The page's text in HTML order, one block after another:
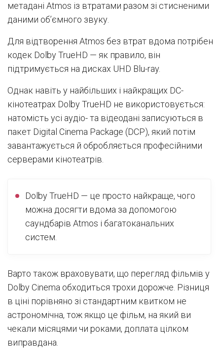
метадані Atmos із втратами разом зі стисненими
даними об’ємного звуку.
Для відтворення Atmos без втрат вдома потрібен
кодек Dolby TrueHD — як правило, він
підтримується на дисках UHD Blu-ray.
Однак навіть у найбільших і найкращих DC-
кінотеатрах Dolby TrueHD не використовується:
натомість усі аудіо- та відеодані записуються в
пакет Digital Cinema Package (DCP), який потім
завантажується й обробляється професійними
серверами кінотеатрів.
Dolby TrueHD — це просто найкраще, чого
можна досягти вдома за допомогою
саундбарів Atmos і багатоканальних
систем.
Варто також враховувати, що перегляд фільмів у
Dolby Cinema обходиться трохи дорожче. Різниця
в ціні порівняно зі стандартним квитком не
астрономічна, тож якщо це фільм, на який ви
чекали місяцями чи роками, доплата цілком
виправдана.